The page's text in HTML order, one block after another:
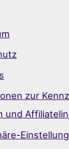
zur
und